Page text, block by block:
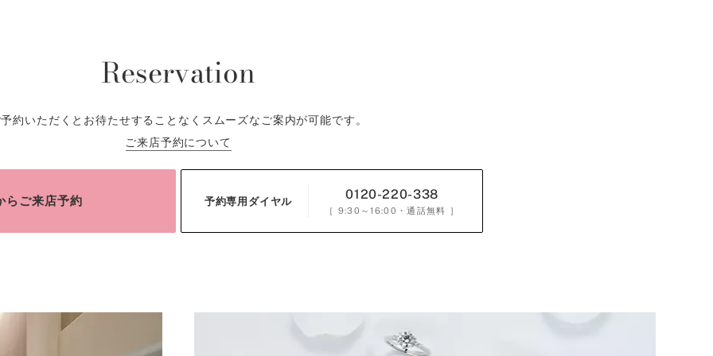
Reservation
約いただくとお待たせすることなくスムーズなご案内が可能です。
ご来店予約について
らご来店予約 予約専用ダイヤル 0120-220-338
［ 9:30～16:00 ・通話無料 ］